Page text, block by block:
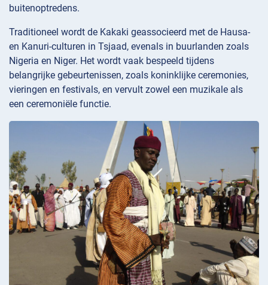
buitenoptredens.
Traditioneel wordt de Kakaki geassocieerd met de Hausa-
en Kanuri-culturen in Tsjaad, evenals in buurlanden zoals
Nigeria en Niger. Het wordt vaak bespeeld tijdens
belangrijke gebeurtenissen, zoals koninklijke ceremonies,
vieringen en festivals, en vervult zowel een muzikale als
een ceremoniële functie.